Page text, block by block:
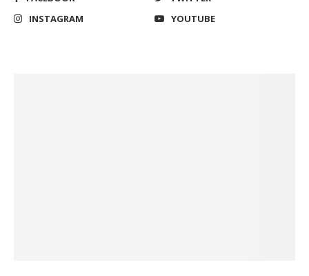
INSTAGRAM
YOUTUBE